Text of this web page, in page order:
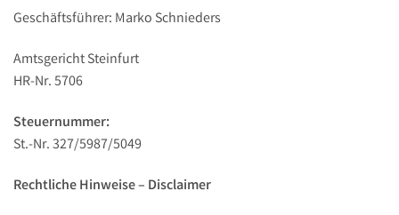
Geschäftsführer: Marko Schnieders
Amtsgericht Steinfurt
HR-Nr. 5706
Steuernummer:
St.-Nr. 327/5987/5049
Rechtliche Hinweise – Disclaimer